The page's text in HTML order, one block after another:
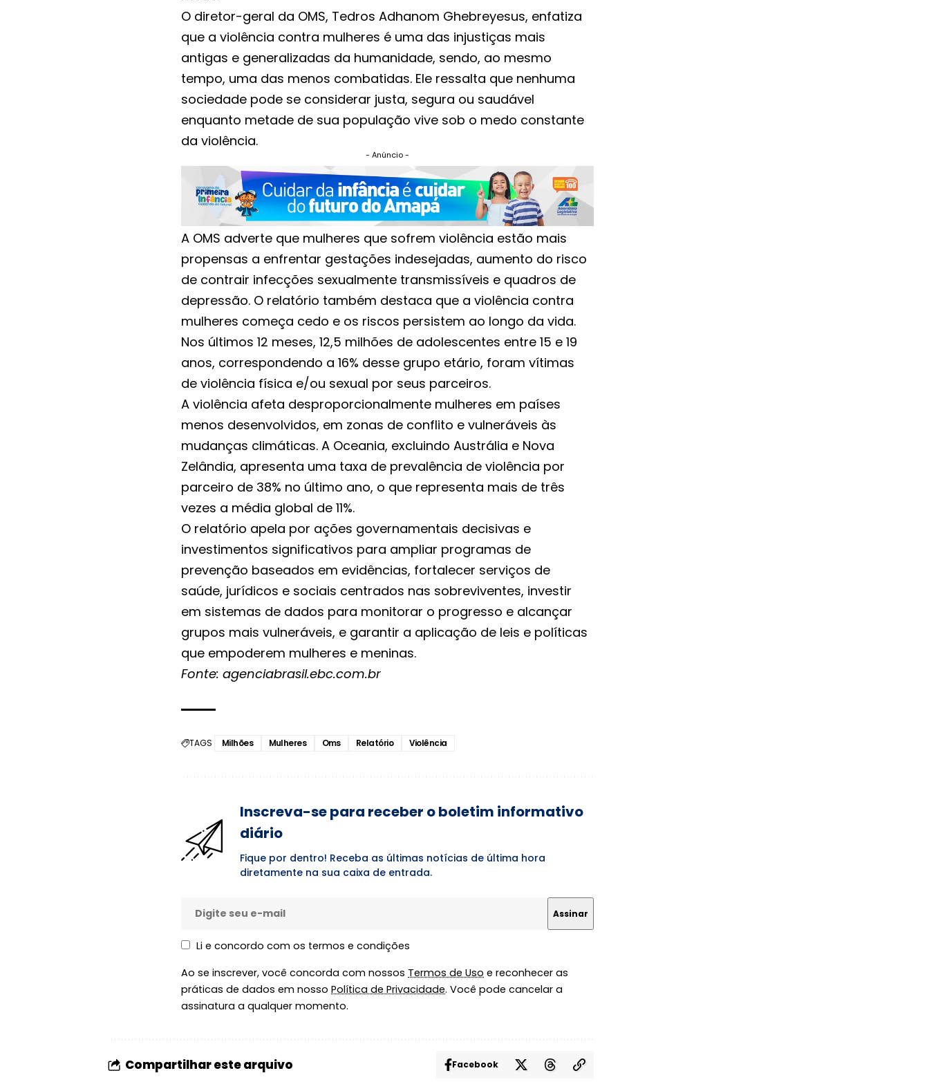
O diretor-geral da OMS, Tedros Adhanom Ghebreyesus, enfatiza
que a violência contra mulheres é uma das injustiças mais
antigas e generalizadas da humanidade, sendo, ao mesmo
tempo, uma das menos combatidas. Ele ressalta que nenhuma
sociedade pode se considerar justa, segura ou saudável
enquanto metade de sua população vive sob o medo constante
da violência.
- Anúncio -
A OMS adverte que mulheres que sofrem violência estão mais
propensas a enfrentar gestações indesejadas, aumento do risco
de contrair infecções sexualmente transmissíveis e quadros de
depressão. O relatório também destaca que a violência contra
mulheres começa cedo e os riscos persistem ao longo da vida.
Nos últimos 12 meses, 12,5 milhões de adolescentes entre 15 e 19
anos, correspondendo a 16% desse grupo etário, foram vítimas
de violência física e/ou sexual por seus parceiros.
A violência afeta desproporcionalmente mulheres em países
menos desenvolvidos, em zonas de conflito e vulneráveis às
mudanças climáticas. A Oceania, excluindo Austrália e Nova
Zelândia, apresenta uma taxa de prevalência de violência por
parceiro de 38% no último ano, o que representa mais de três
vezes a média global de 11%.
O relatório apela por ações governamentais decisivas e
investimentos significativos para ampliar programas de
prevenção baseados em evidências, fortalecer serviços de
saúde, jurídicos e sociais centrados nas sobreviventes, investir
em sistemas de dados para monitorar o progresso e alcançar
grupos mais vulneráveis, e garantir a aplicação de leis e políticas
que empoderem mulheres e meninas.
Fonte: agenciabrasil.ebc.com.br
TAGS Milhões Mulheres Oms Relatório Violência
Inscreva-se para receber o boletim informativo
diário
Fique por dentro! Receba as últimas notícias de última hora
diretamente na sua caixa de entrada.
Li e concordo com os termos e condições
Ao se inscrever, você concorda com nossos Termos de Uso e reconhecer as
práticas de dados em nosso Política de Privacidade. Você pode cancelar a
assinatura a qualquer momento.
Compartilhar este arquivo Facebook